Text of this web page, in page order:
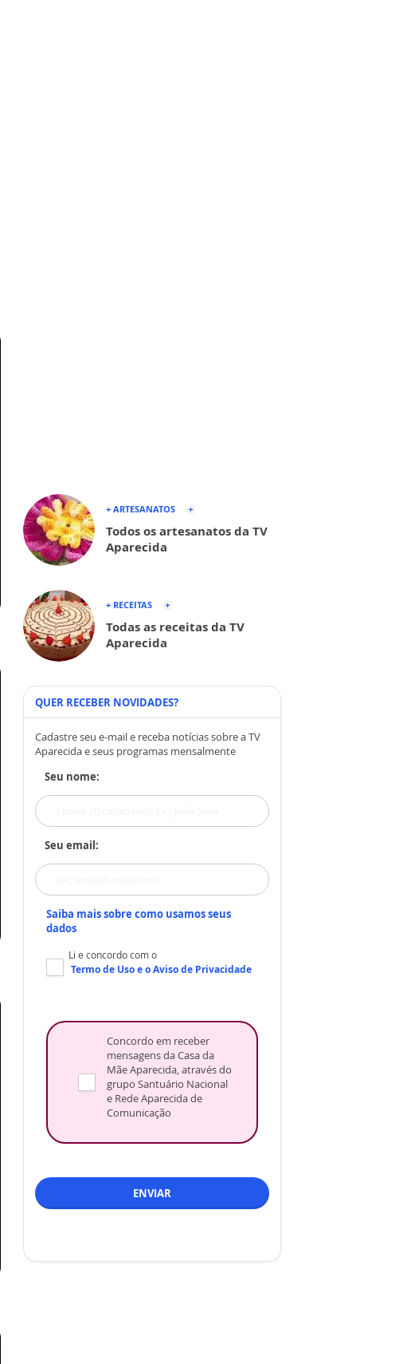
+ ARTESANATOS
Todos os artesanatos da TV
Aparecida
+ RECEITAS
Todas as receitas da TV
Aparecida
QUER RECEBER NOVIDADES?
Cadastre seu e-mail e receba notícias sobre a TV
Aparecida e seus programas mensalmente
Seu nome:
Seu email:
Saiba mais sobre como usamos seus
dados
Li e concordo com o
Termo de Usoe oAviso de Privacidade
Concordo em receber
mensagens da Casa da
Mãe Aparecida, através do
grupo Santuário Nacional
e Rede Aparecida de
Comunicação
ENVIAR